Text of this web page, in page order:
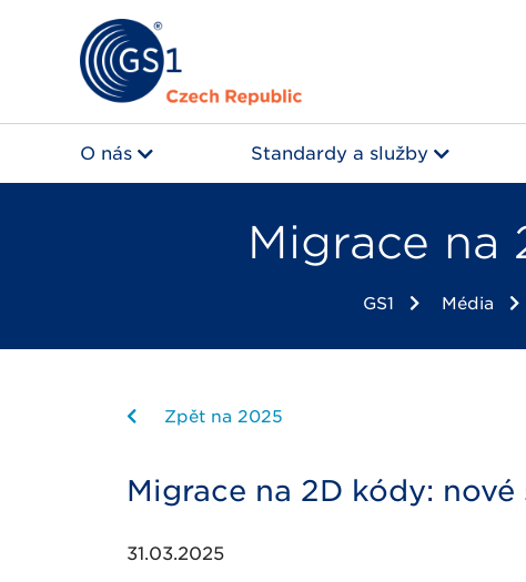
O nás Standardy a služby
Migrace na
GS1 Média
Zpět na 2025
Migrace na 2D kódy:
31.03.2025